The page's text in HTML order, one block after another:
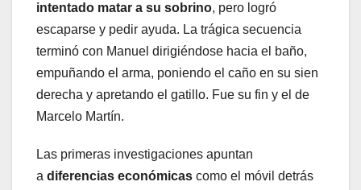
intentado matar a su sobrino, pero logró
escaparse y pedir ayuda. La trágica secuencia
terminó con Manuel dirigiéndose hacia el baño,
empuñando el arma, poniendo el caño en su sien
derecha y apretando el gatillo. Fue su fin y el de
Marcelo Martín.
Las primeras investigaciones apuntan
a diferencias económicas como el móvil detrás